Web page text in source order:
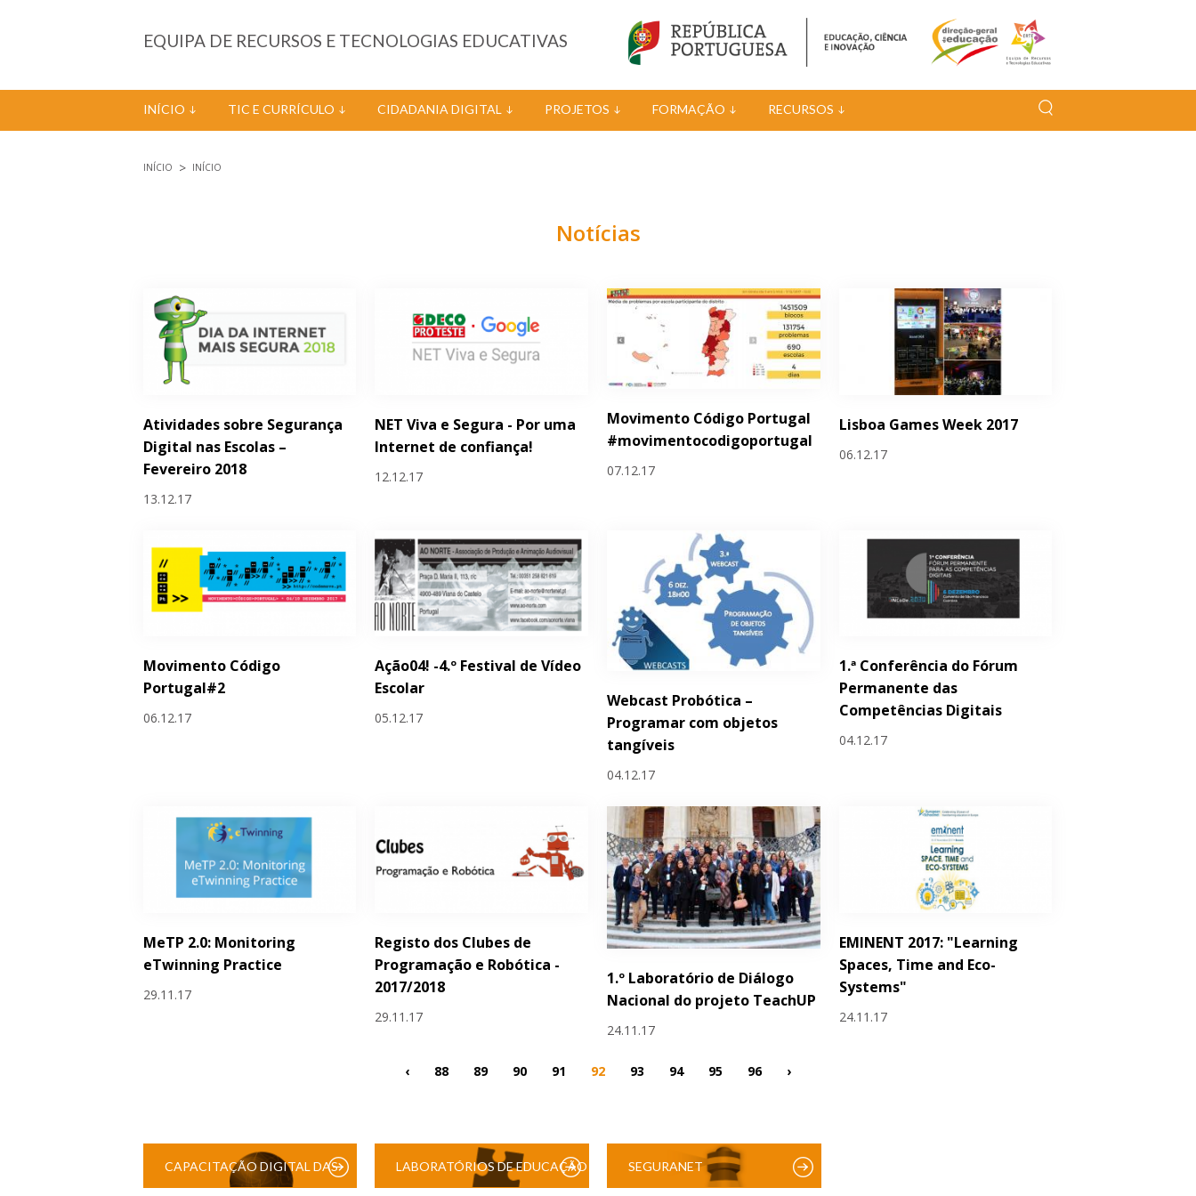
EQUIPA DE RECURSOS E TECNOLOGIAS EDUCATIVAS
INÍCIO TIC E CURRÍCULO CIDADANIA DIGITAL PROJETOS FORMAÇÃO RECURSOS
INÍCIO INÍCIO
Notícias
Atividades sobre Segurança
Digital nas Escolas –
Fevereiro 2018
13.12.17
NET Viva e Segura - Por uma
Internet de confiança!
12.12.17
Movimento Código Portugal
#movimentocodigoportugal
07.12.17
Lisboa Games Week 2017
06.12.17
Movimento Código
Portugal#2
06.12.17
Ação04! -4.º Festival de Vídeo
Escolar
05.12.17
Webcast Probótica –
Programar com objetos
tangíveis
04.12.17
1.ª Conferência do Fórum
Permanente das
Competências Digitais
04.12.17
MeTP 2.0: Monitoring
eTwinning Practice
29.11.17
Registo dos Clubes de
Programação e Robótica -
2017/2018
29.11.17
1.º Laboratório de Diálogo
Nacional do projeto TeachUP
24.11.17
EMINENT 2017: "Learning
Spaces, Time and Eco-
Systems"
24.11.17
Páginas
‹ 88 89 90 91 92 93 94 95 96 ›
CAPACITAÇÃO DIGITAL DAS LABORATÓRIOS DE EDUCAÇÃO SEGURANET